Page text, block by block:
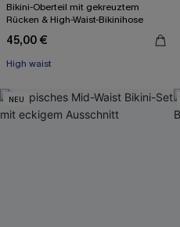
Bikini-Oberteil mit gekreuztem
Rücken & High-Waist-Bikinihose
45,00 €
Mit Gratis-Maßband
Mit Gratis-Maßband
NEU